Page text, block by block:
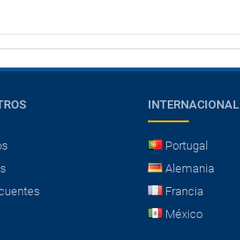
INTERNACIONAL
Portugal
Alemania
Francia
México